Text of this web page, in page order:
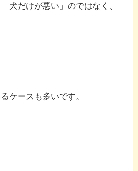
犬だけが悪い」のではなく、
ケースも多いです。